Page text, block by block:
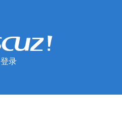
登录